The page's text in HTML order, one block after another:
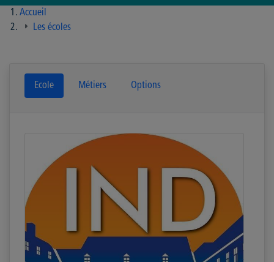
Accueil
Les écoles
Ecole Métiers Options